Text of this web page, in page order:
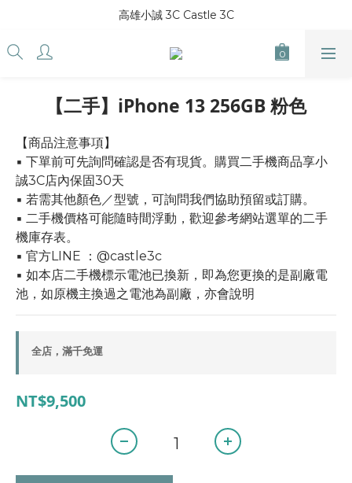
高雄小誠 3C Castle 3C
【二手】iPhone 13 256GB 粉色
【商品注意事項】
▪ 下單前可先詢問確認是否有現貨。購買二手機商品享小
誠3C店內保固30天
▪ 若需其他顏色／型號，可詢問我們協助預留或訂購。
▪ 二手機價格可能隨時間浮動，歡迎參考網站選單的二手
機庫存表。
▪ 官方LINE ：@castle3c
▪ 如本店二手機標示電池已換新，即為您更換的是副廠電
池，如原機主換過之電池為副廠，亦會說明
全店，滿千免運
NT$9,500